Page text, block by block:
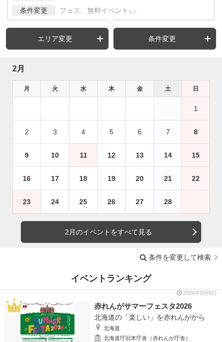
条件変更 フェス、無料イベント など
エリア変更 条件変更
2月
月 火 水 木 金 土 日
1
2 3 4 5 6 7 8
9 10 11 12 13 14 15
16 17 18 19 20 21 22
23 24 25 26 27 28
2月のイベントをすべて見る
条件を変更して検索
イベントランキング
2026年8月8日
赤れんがサマーフェスタ2026
北海道の「楽しい」を赤れんがから
北海道
北海道庁旧本庁舎（赤れんが庁舎）